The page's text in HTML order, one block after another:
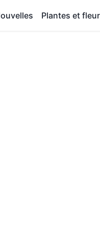
Plantes et